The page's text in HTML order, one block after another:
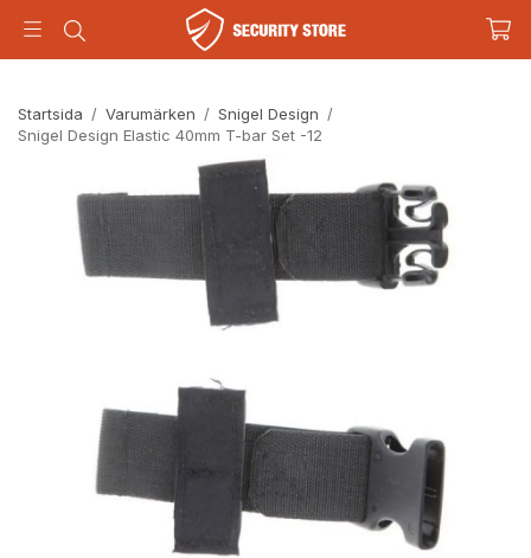
Startsida / Varumärken / Snigel Design /
Snigel Design Elastic 40mm T-bar Set -12